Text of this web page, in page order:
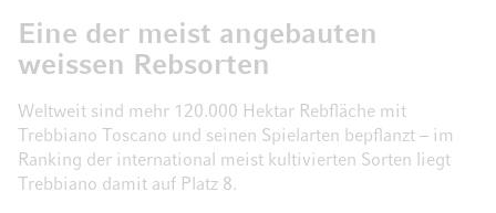
Eine der meist angebauten
weissen Rebsorten
Weltweit sind mehr 120.000 Hektar Rebfläche mit
Trebbiano Toscano und seinen Spielarten bepflanzt – im
Ranking der international meist kultivierten Sorten liegt
Trebbiano damit auf Platz 8.